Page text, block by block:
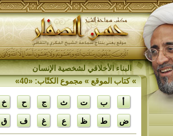
البناء الأخلاقي لشخصية الإنسان
»كتاب الموقع» مجموع الكتّاب: «40»
أ ب ت ث ج ح خ
ض ط ظ ع غ ف ق